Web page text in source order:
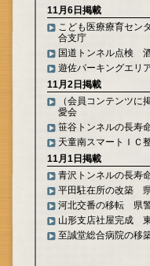
11月6日掲載
こども医療療育セン
合支庁
国道トンネル点検
遊佐パーキングエリ
11月2日掲載
（会員コンテンツ
愛会
笹谷トンネルの長寿
天童南スマートＩ
11月1日掲載
青沢トンネルの長寿
平田駐在所の改築
河北交番の移転 県
山形支店社屋完成
至誠堂総合病院の移